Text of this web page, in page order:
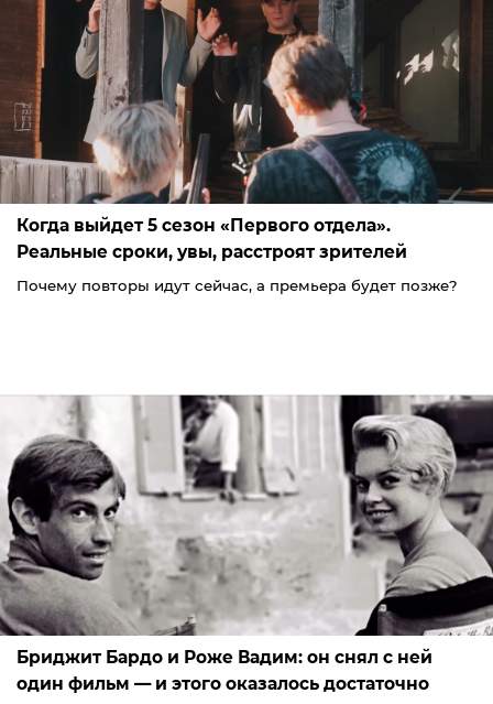
Когда выйдет 5 сезон «Первого отдела».
Реальные сроки, увы, расстроят зрителей
Почему повторы идут сейчас, а премьера будет позже?
Бриджит Бардо и Роже Вадим: он снял с ней
один фильм — и этого оказалось достаточно